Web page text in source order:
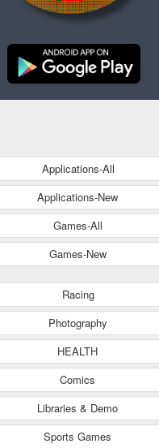
Applications-All
Applications-New
Games-All
Games-New
Racing
Photography
HEALTH
Comics
Libraries & Demo
Sports Games